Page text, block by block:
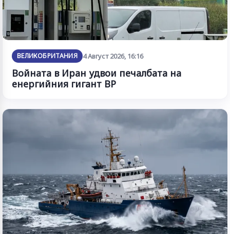
ВЕЛИКОБРИТАНИЯ 4 Август 2026, 16:16
Войната в Иран удвои печалбата на
енергийния гигант BP